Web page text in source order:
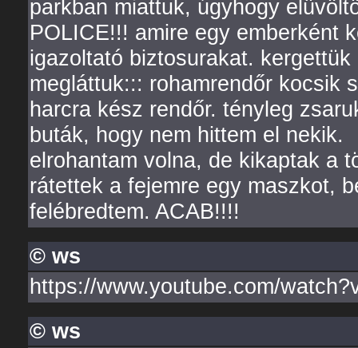
parkban miattuk, úgyhogy
POLICE!!! amire egy emberként
igazoltató biztosurakat.
megláttuk::: rohamrendőr kocsik
harcra kész rendőr. tényleg
buták, hogy nem hittem el nekik.
elrohantam volna, de kikaptak a
rátettek a fejemre egy maszkot,
felébredtem. ACAB!!!!
© ws
https://www.youtube.com/
© ws